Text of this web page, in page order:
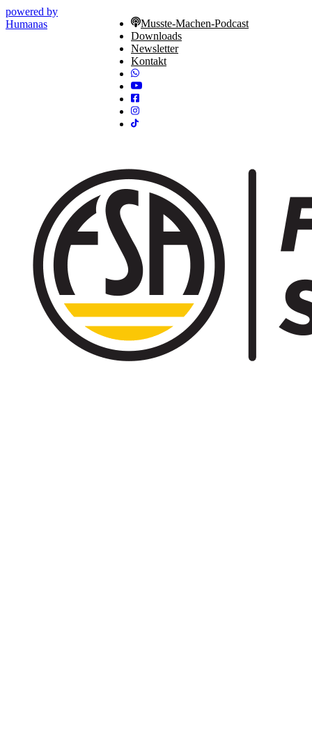
powered by
Humanas
Musste-Machen-Podcast
Downloads
Newsletter
Kontakt